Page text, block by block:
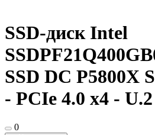
SSD-диск Intel
SSD DC P5800X
- PCIe 4.0 x4 -
0